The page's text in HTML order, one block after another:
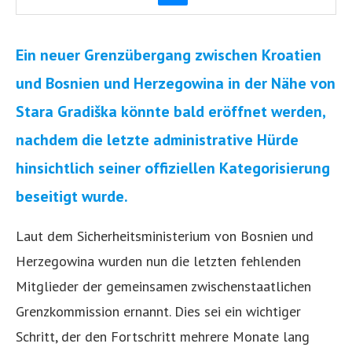
Ein neuer Grenzübergang zwischen Kroatien
und Bosnien und Herzegowina in der Nähe von
Stara Gradiška könnte bald eröffnet werden,
nachdem die letzte administrative Hürde
hinsichtlich seiner offiziellen Kategorisierung
beseitigt wurde.
Laut dem Sicherheitsministerium von Bosnien und
Herzegowina wurden nun die letzten fehlenden
Mitglieder der gemeinsamen zwischenstaatlichen
Grenzkommission ernannt. Dies sei ein wichtiger
Schritt, der den Fortschritt mehrere Monate lang